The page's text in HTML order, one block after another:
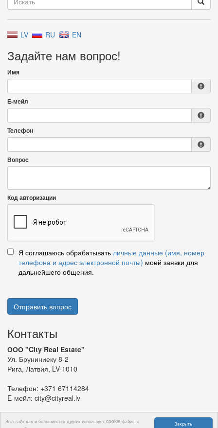
Закрыть
Этот сайт как и большинство других использует cookie-файлы с
LV RU EN
Задайте нам вопрос!
Имя
Е-мейл
Телефон
Вопрос
Код авторизации
Я соглашаюсь обрабатывать личные данные (имя, номер
телефона и адрес электронной почты) моей заявки для
дальнейшего общения.
Отправить вопрос
Контакты
ООО "City Real Estate"
Ул. Бруниниеку 8-2
Рига, Латвия, LV-1010
Телефон: +371 67114284
E-мейл: city@cityreal.lv